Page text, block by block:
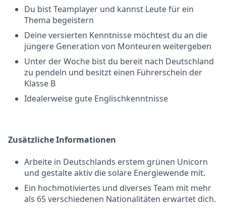
Du bist Teamplayer und kannst Leute für ein
Thema begeistern
Deine versierten Kenntnisse möchtest du an die
jüngere Generation von Monteuren weitergeben
Unter der Woche bist du bereit nach Deutschland
zu pendeln und besitzt einen Führerschein der
Klasse B
Idealerweise gute Englischkenntnisse
Zusätzliche Informationen
Arbeite in Deutschlands erstem grünen Unicorn
und gestalte aktiv die solare Energiewende mit.
Ein hochmotiviertes und diverses Team mit mehr
als 65 verschiedenen Nationalitäten erwartet dich.